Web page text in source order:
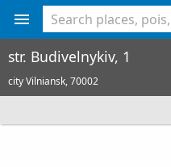
str. Budivelnykiv, 1
city Vilniansk,70002
<% console.log(hcard) %>